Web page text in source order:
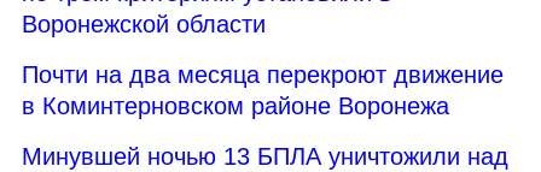
Воронежской области
Почти на два месяца перекроют движение
в Коминтерновском районе Воронежа
Минувшей ночью 13 БПЛА уничтожили над